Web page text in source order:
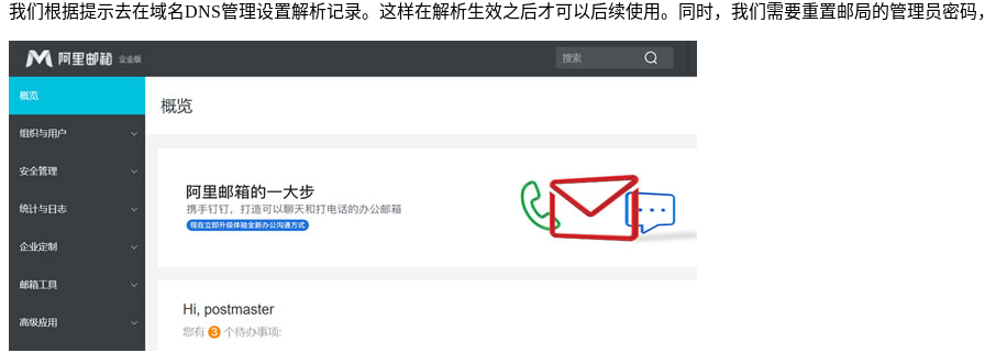
我们根据提示去在域名DNS管理设置解析记录。这样在解析生效之后才可以后续使用。同时，我们需要重置邮局的管理员密码